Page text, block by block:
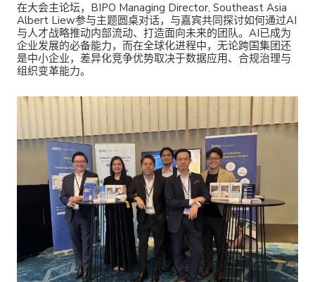
在大会主论坛，BIPO Managing Director, Southeast Asia
Albert Liew参与主题圆桌对话，与嘉宾共同探讨如何通过AI
与人才战略推动内部流动、打造面向未来的团队。AI已成为
企业发展的必备能力，而在全球化进程中，无论跨国集团还
是中小企业，差异化竞争优势取决于数据应用、合规治理与
组织变革能力。